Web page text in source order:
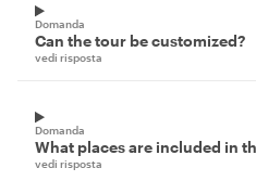
Domanda
Can the tour be customized?
vedi risposta
Domanda
What places are included in
vedi risposta